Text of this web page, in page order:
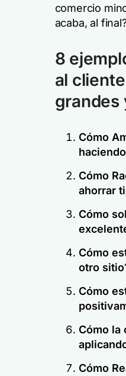
comercio
acaba, al
8
al
grandes
Cómo
Cómo
ahorrar
Cómo
Cómo
otro sitio
Cómo
Cómo la
Cómo